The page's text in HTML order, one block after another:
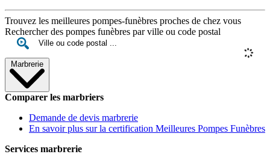
Trouvez les meilleures pompes-funèbres proches de chez vous
Rechercher des pompes funèbres par ville ou code postal
Marbrerie
Comparer les marbriers
Demande de devis marbrerie
En savoir plus sur la certification Meilleures Pompes Funèbres
Services marbrerie